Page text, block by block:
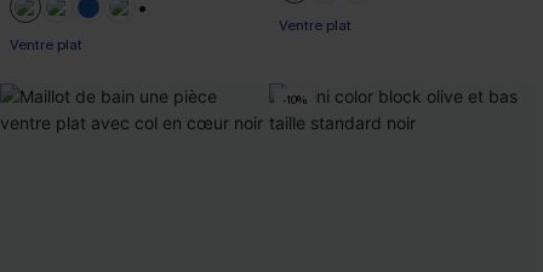
Ventre plat
Ventre plat
-10%